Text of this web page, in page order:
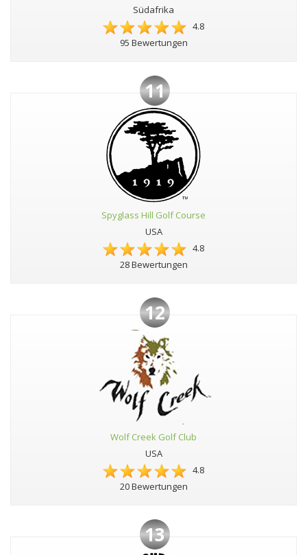
Südafrika
4.8
95 Bewertungen
11
Spyglass Hill Golf Course
USA
4.8
28 Bewertungen
12
Wolf Creek Golf Club
USA
4.8
20 Bewertungen
13